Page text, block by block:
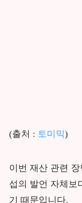
(출처 : 토미믹)
이번 재산 관련
섭의 발언 자체보
기 때문입니다.